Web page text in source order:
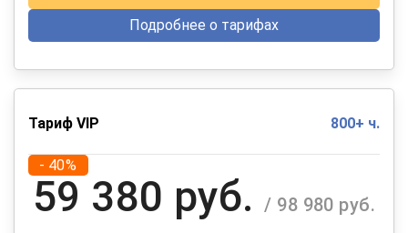
Подробнее о тарифах
Тариф VIP 800+ ч.
- 40%
59 380 руб. / 98 980 руб.